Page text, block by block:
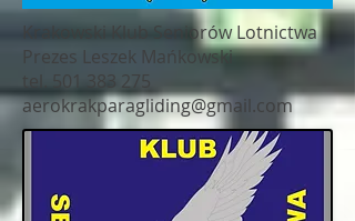
Krakowski Klub Seniorów Lotnictwa
Prezes Leszek Mańkowski
tel. 501 383 275
aerokrakparagliding@gmail.com